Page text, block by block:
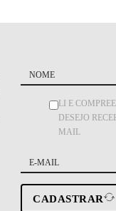
LI E
DESEJO
MAIL
CADASTRAR